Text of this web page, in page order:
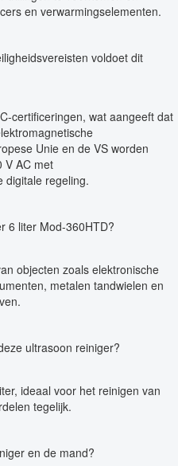
en verwarmingselementen.
voldoet dit
certificeringen, wat aangeeft dat
Unie en de VS worden
V AC met
digitale regeling.
6 liter Mod-360HTD?
objecten zoals elektronische
metalen tandwielen en
ultrasoon reiniger?
ideaal voor het reinigen van
tegelijk.
en de mand?